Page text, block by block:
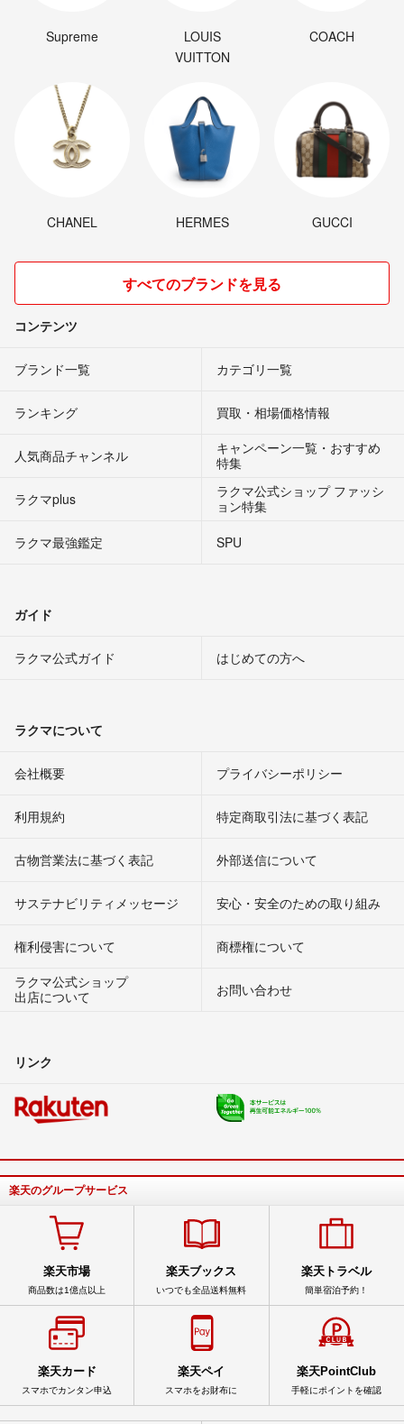
Supreme
LOUIS
VUITTON
COACH
CHANEL HERMES GUCCI
すべてのブランドを見る
コンテンツ
ブランド一覧 カテゴリ一覧
ランキング 買取・相場価格情報
人気商品チャンネル
キャンペーン一覧・おすすめ
特集
ラクマplus
ラクマ公式ショップ ファッシ
ョン特集
ラクマ最強鑑定
SPU
ガイド
ラクマ公式ガイド はじめての方へ
ラクマについて
会社概要 プライバシーポリシー
利用規約 特定商取引法に基づく表記
古物営業法に基づく表記 外部送信について
サステナビリティメッセージ 安心・安全のための取り組み
権利侵害について
商標権について
ラクマ公式ショップ
出店について
お問い合わせ
リンク
楽天のグループサービス
楽天市場
商品数は1億点以上
楽天ブックス
いつでも全品送料無料
楽天トラベル
簡単宿泊予約！
楽天カード
スマホでカンタン申込
楽天ペイ
スマホをお財布に
楽天PointClub
手軽にポイントを確認